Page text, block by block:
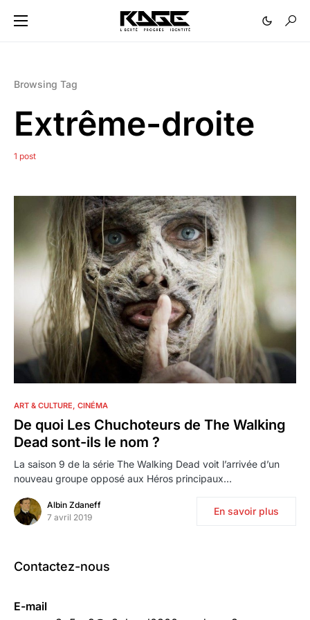
Browsing Tag
Extrême-droite
1 post
ART & CULTURE CINÉMA
De quoi Les Chuchoteurs de The Walking
Dead sont-ils le nom ?
La saison 9 de la série The Walking Dead voit l’arrivée d’un
nouveau groupe opposé aux Héros principaux…
Albin Zdaneff
7 avril 2019
En savoir plus
Contactez-nous
E-mail